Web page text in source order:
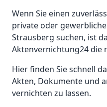
Wenn Sie einen
private oder
Strausberg suchen, ist
Aktenvernichtung24 die
Hier finden Sie schnell
Akten, Dokumente und
vernichten zu lassen.